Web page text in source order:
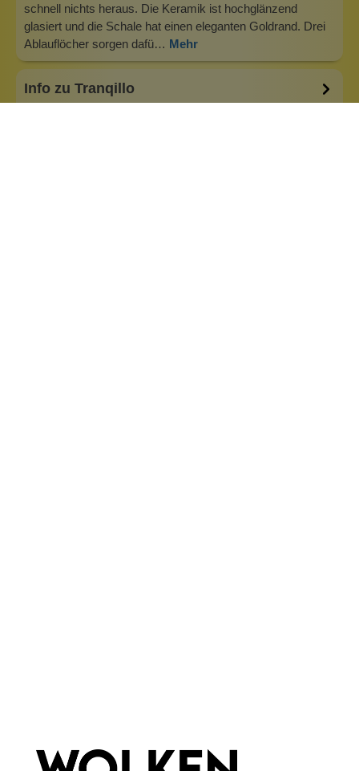
schnell nichts heraus. Die Keramik ist hochglänzend
glasiert und die Schale hat einen eleganten Goldrand. Drei
Ablauflöcher sorgen dafü… Mehr
Info zu Tranqillo